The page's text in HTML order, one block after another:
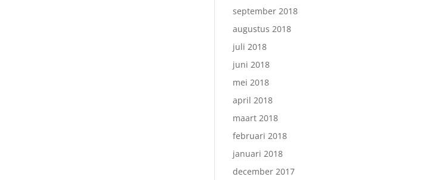
september 2018
augustus 2018
juli 2018
juni 2018
mei 2018
april 2018
maart 2018
februari 2018
januari 2018
december 2017